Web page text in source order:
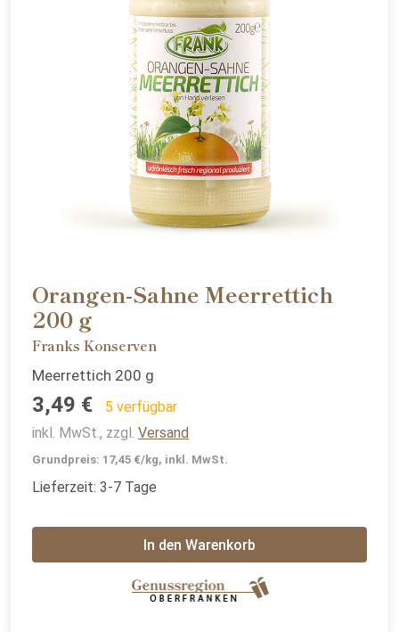
Orangen-Sahne Meerrettich
200 g
Franks Konserven
Meerrettich 200 g
3,49 €
5 verfügbar
inkl. MwSt., zzgl. Versand
Grundpreis: 17,45 €/kg, inkl. MwSt.
Lieferzeit: 3-7 Tage
In den Warenkorb